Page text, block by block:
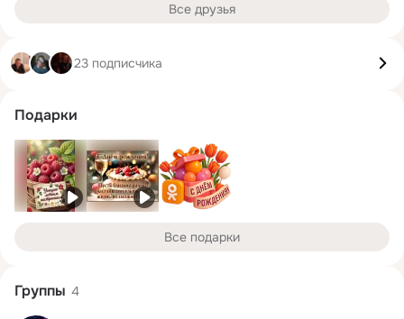
Все друзья
23 подписчика
Подарки
Все подарки
Группы 4